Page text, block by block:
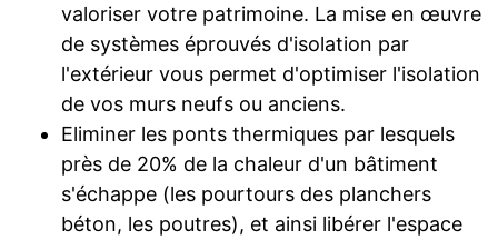
valoriser votre patrimoine. La mise en œuvre
de systèmes éprouvés d'isolation par
l'extérieur vous permet d'optimiser l'isolation
de vos murs neufs ou anciens.
Eliminer les ponts thermiques par lesquels
près de 20% de la chaleur d'un bâtiment
s'échappe (les pourtours des planchers
béton, les poutres), et ainsi libérer l'espace